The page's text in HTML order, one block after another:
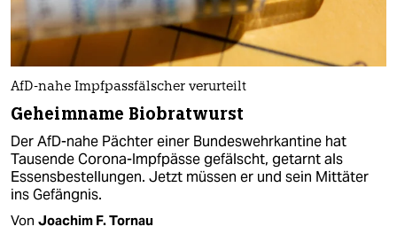
AfD-nahe Impfpassfälscher verurteilt
Geheimname Biobratwurst
Der AfD-nahe Pächter einer Bundeswehrkantine hat
Tausende Corona-Impfpässe gefälscht, getarnt als
Essensbestellungen. Jetzt müssen er und sein Mittäter
ins Gefängnis.
Von Joachim F. Tornau